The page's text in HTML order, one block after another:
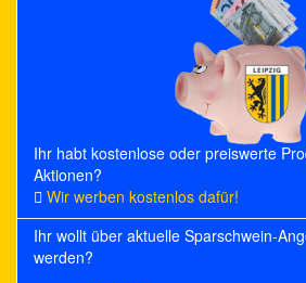
Ihr habt kostenlose oder preiswerte
Aktionen?
Wir werben kostenlos dafür!
Ihr wollt über aktuelle Sparschwein-
werden?